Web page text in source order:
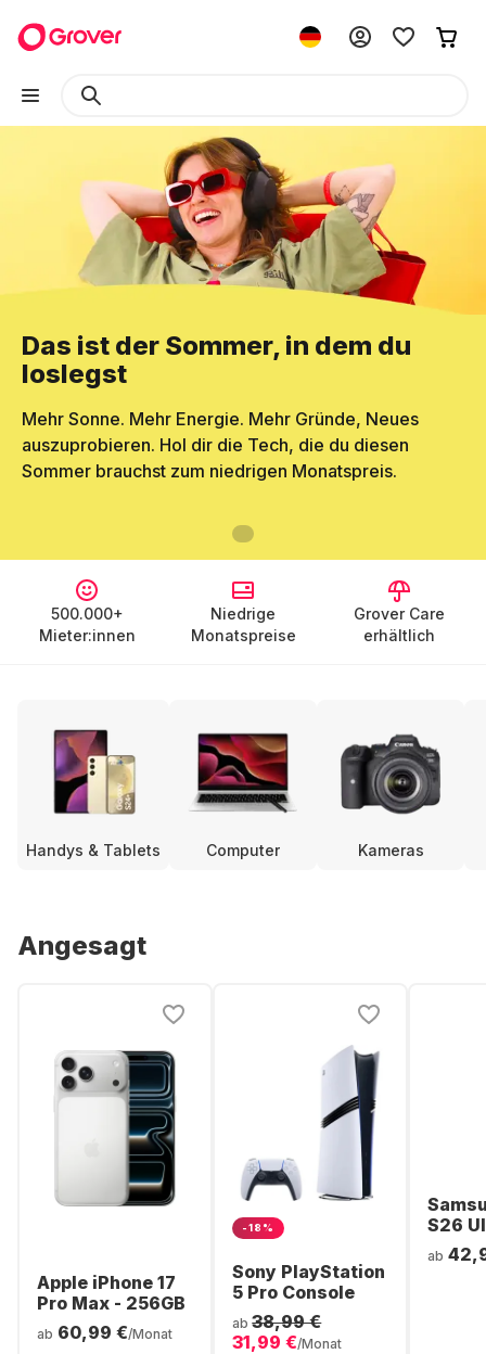
Das ist der Sommer, in dem du
loslegst
Mehr Sonne. Mehr Energie. Mehr Gründe, Neues
auszuprobieren. Hol dir die Tech, die du diesen
Sommer brauchst zum niedrigen Monatspreis.
500.000+
Mieter:innen
Niedrige
Monatspreise
Grover Care
erhältlich
Handys & Tablets Computer Kameras
Angesagt
Apple iPhone 17
Pro Max - 256GB
ab 60,99 €/Monat
-18%
Sony PlayStation
5 Pro Console
ab 38,99 €
31,99 €/Monat
S26
ab